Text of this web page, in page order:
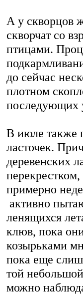
А у скворцов
скворчат со
птицами.
до сейчас
плотном
последующих
В июле также
ласточек.
деревенских
примерно
активно
ленящихся
клюв, пока
козырьками
пока еще
той
можно